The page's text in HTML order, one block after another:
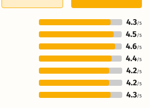
4.3/5
4.5 /5
4.6/5
4.4/5
4.2/5
4.2/5
4.3/5